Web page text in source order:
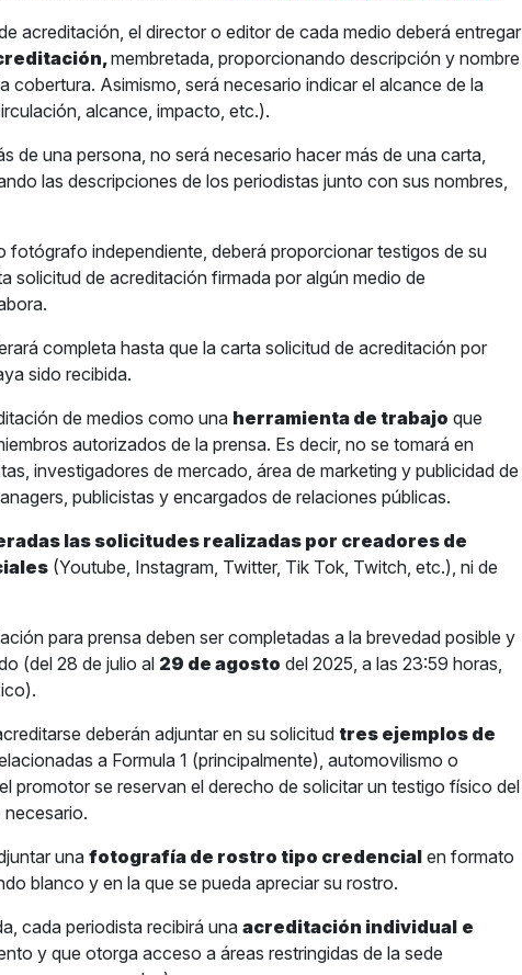
acreditación, el director o editor de cada medio deberá entregar
membretada, proporcionando descripción y nombre
cobertura. Asimismo, será necesario indicar el alcance de la
alcance, impacto, etc.).
de una persona, no será necesario hacer más de una carta,
las descripciones de los periodistas junto con sus nombres,
fotógrafo independiente, deberá proporcionar testigos de su
solicitud de acreditación firmada por algún medio de
completa hasta que la carta solicitud de acreditación por
sido recibida.
de medios como una herramienta de trabajo que
autorizados de la prensa. Es decir, no se tomará en
investigadores de mercado, área de marketing y publicidad de
publicistas y encargados de relaciones públicas.
las solicitudes realizadas por creadores de
(Youtube, Instagram, Twitter, Tik Tok, Twitch, etc.), ni de
para prensa deben ser completadas a la brevedad posible y
(del 28 de julio al 29 de agosto del 2025, a las 23:59 horas,
deberán adjuntar en su solicitud tres ejemplos de
a Formula 1 (principalmente), automovilismo o
promotor se reservan el derecho de solicitar un testigo físico del
unafotografía de rostro tipo credencialen formato
blanco y en la que se pueda apreciar su rostro.
cada periodista recibirá una acreditación individual e
y que otorga acceso a áreas restringidas de la sede